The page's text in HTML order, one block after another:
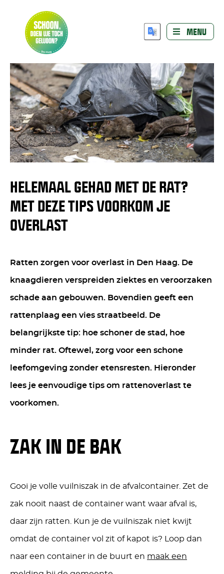
MENU
HELEMAAL GEHAD MET DE RAT?
MET DEZE TIPS VOORKOM JE
OVERLAST
Ratten zorgen voor overlast in Den Haag. De
knaagdieren verspreiden ziektes en veroorzaken
schade aan gebouwen. Bovendien geeft een
rattenplaag een vies straatbeeld. De
belangrijkste tip: hoe schoner de stad, hoe
minder rat. Oftewel, zorg voor een schone
leefomgeving zonder etensresten. Hieronder
lees je eenvoudige tips om rattenoverlast te
voorkomen.
ZAK IN DE BAK
Gooi je volle vuilniszak in de afvalcontainer. Zet de
zak nooit naast de container want waar afval is,
daar zijn ratten. Kun je de vuilniszak niet kwijt
omdat de container vol zit of kapot is? Loop dan
naar een container in de buurt en maak een